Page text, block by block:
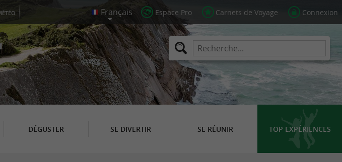
Espace Pro Carnets de Voyage Connexion
DÉGUSTER SE DIVERTIR SE RÉUNIR TOP EXPÉRIENCES